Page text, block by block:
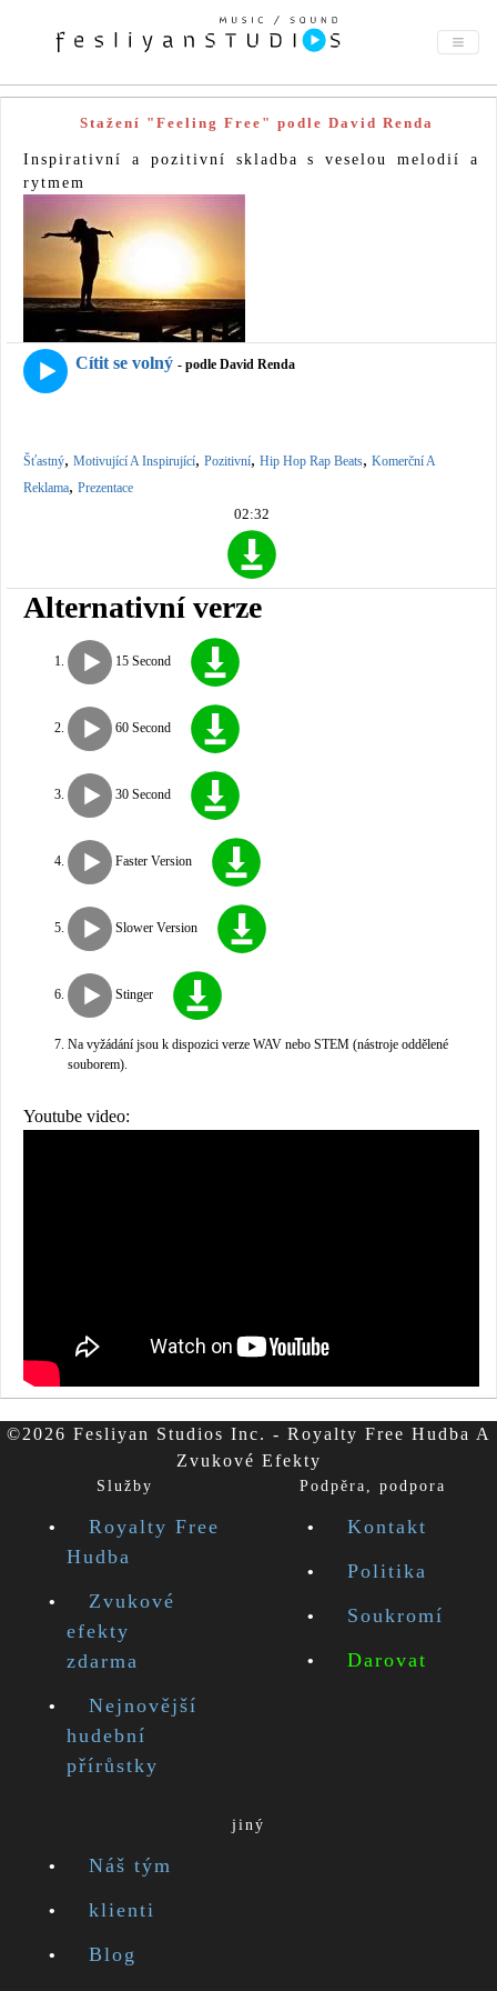
Stažení "Feeling Free" podle David Renda
Inspirativní a pozitivní skladba s veselou melodií a
rytmem
Cítit se volný - podle David Renda
Šťastný, Motivující A Inspirující, Pozitivní, Hip Hop Rap Beats, Komerční A
Reklama, Prezentace
02:32
Alternativní verze
15 Second
60 Second
30 Second
Faster Version
Slower Version
Stinger
Na vyžádání jsou k dispozici verze WAV nebo STEM (nástroje oddělené
souborem).
Youtube video:
©2026 Fesliyan Studios Inc. - Royalty Free Hudba A
Zvukové Efekty
Služby
Royalty Free
Hudba
Zvukové
efekty
zdarma
Nejnovější
hudební
přírůstky
Podpěra, podpora
Kontakt
Politika
Soukromí
Darovat
jiný
Náš tým
klienti
Blog